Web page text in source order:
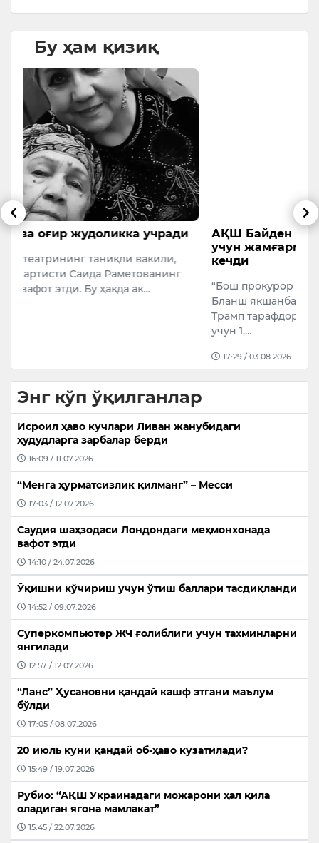
Бу ҳам қизиқ
АҚШ Байден маъмурияти қурбонлари
учун жамғарма яратиш режасидан воз
кечди
“Бош прокурор вазифасини бажарувчи Тодд
Бланш якшанба куни кечқурун президент
Трамп тарафдорларига компенсация тўлаш
Энг кўп ўқилганлар
Исроил ҳаво кучлари Ливан жанубидаги
ҳудудларга зарбалар берди
16:09 / 11.07.2026
“Менга ҳурматсизлик қилманг” – Месси
17:03 / 12.07.2026
Саудия шаҳзодаси Лондондаги меҳмонхонада
вафот этди
14:10 / 24.07.2026
Ўқишни кўчириш учун ўтиш баллари тасдиқланди
14:52 / 09.07.2026
Суперкомпьютер ЖЧ ғолиблиги учун тахминларни
янгилади
12:57 / 12.07.2026
“Ланс” Ҳусановни қандай кашф этгани маълум
бўлди
17:05 / 08.07.2026
20 июль куни қандай об-ҳаво кузатилади?
15:49 / 19.07.2026
Рубио: “АҚШ Украинадаги можарони ҳал қила
оладиган ягона мамлакат”
15:45 / 22.07.2026